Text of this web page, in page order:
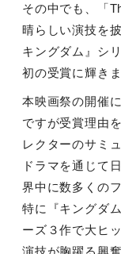
その中でも、「
晴らしい演技を
キングダム』シ
初の受賞に輝きま
本映画祭の開催
ですが受賞理由
レクターのサミ
ドラマを通じて
界中に数多くの
特に『キングダ
ーズ３作で大ヒ
演技が胸躍る興